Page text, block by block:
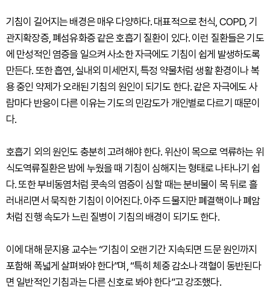
기침이 길어지는 배경은 매우 다양하다. 대표적으로 천식, COPD, 기
관지확장증, 폐섬유화증 같은 호흡기 질환이 있다. 이런 질환들은 기도
에 만성적인 염증을 일으켜 사소한 자극에도 기침이 쉽게 발생하도록
만든다. 또한 흡연, 실내외 미세먼지, 특정 약물처럼 생활 환경이나 복
용 중인 약제가 오래된 기침의 원인이 되기도 한다. 같은 자극에도 사
람마다 반응이 다른 이유는 기도의 민감도가 개인별로 다르기 때문이
다.
호흡기 외의 원인도 충분히 고려해야 한다. 위산이 목으로 역류하는 위
식도역류질환은 밤에 누웠을 때 기침이 심해지는 형태로 나타나기 쉽
다. 또한 부비동염처럼 콧속의 염증이 심할 때는 분비물이 목 뒤로 흘
러내리면서 묵직한 기침이 이어진다. 아주 드물지만 폐결핵이나 폐암
처럼 진행 속도가 느린 질병이 기침의 배경이 되기도 한다.
이에 대해 문지용 교수는 “기침이 오랜 기간 지속되면 드문 원인까지
포함해 폭넓게 살펴봐야 한다”며, “특히 체중 감소나 객혈이 동반된다
면 일반적인 기침과는 다른 신호로 봐야 한다”고 강조했다.